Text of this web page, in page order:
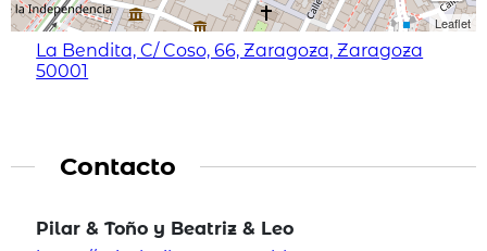
Leaflet
La Bendita, C/ Coso, 66, Zaragoza, Zaragoza
50001
Contacto
Pilar & Toño y Beatriz & Leo